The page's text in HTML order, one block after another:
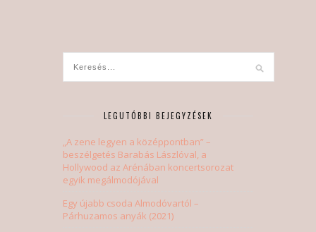
LEGUTÓBBI BEJEGYZÉSEK
„A zene legyen a középpontban” –
beszélgetés Barabás Lászlóval, a
Hollywood az Arénában koncertsorozat
egyik megálmodójával
Egy újabb csoda Almodóvartól –
Párhuzamos anyák (2021)